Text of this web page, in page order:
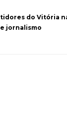
do Vitória
jornalismo